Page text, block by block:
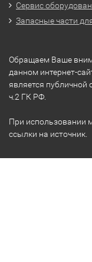
Сервис
Запасные части
Обращаем Ваше
данном интернет-
является
ч.2 ГК РФ.
При использовании
ссылки на источник.